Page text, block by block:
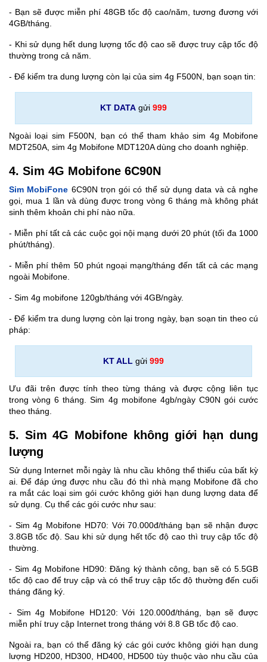
- Bạn sẽ được miễn phí 48GB tốc độ cao/năm, tương đương với
4GB/tháng.
- Khi sử dụng hết dung lượng tốc độ cao sẽ được truy cập tốc độ
thường trong cả năm.
- Để kiểm tra dung lượng còn lại của sim 4g F500N, bạn soạn tin:
KT DATA gửi 999
Ngoài loại sim F500N, bạn có thể tham khảo sim 4g Mobifone
MDT250A, sim 4g Mobifone MDT120A dùng cho doanh nghiệp.
4. Sim 4G Mobifone 6C90N
Sim MobiFone 6C90N trọn gói có thể sử dụng data và cả nghe
gọi, mua 1 lần và dùng được trong vòng 6 tháng mà không phát
sinh thêm khoản chi phí nào nữa.
- Miễn phí tất cả các cuộc gọi nội mạng dưới 20 phút (tối đa 1000
phút/tháng).
- Miễn phí thêm 50 phút ngoại mạng/tháng đến tất cả các mạng
ngoài Mobifone.
- Sim 4g mobifone 120gb/tháng với 4GB/ngày.
- Để kiểm tra dung lượng còn lại trong ngày, bạn soạn tin theo cú
pháp:
KT ALL gửi 999
Ưu đãi trên được tính theo từng tháng và được cộng liên tục
trong vòng 6 tháng. Sim 4g mobifone 4gb/ngày C90N gói cước
theo tháng.
5. Sim 4G Mobifone không giới hạn dung
lượng
Sử dụng Internet mỗi ngày là nhu cầu không thể thiếu của bất kỳ
ai. Để đáp ứng được nhu cầu đó thì nhà mạng Mobifone đã cho
ra mắt các loại sim gói cước không giới hạn dung lượng data để
sử dụng. Cụ thể các gói cước như sau:
- Sim 4g Mobifone HD70: Với 70.000đ/tháng bạn sẽ nhận được
3.8GB tốc độ. Sau khi sử dụng hết tốc độ cao thì truy cập tốc độ
thường.
- Sim 4g Mobifone HD90: Đăng ký thành công, bạn sẽ có 5.5GB
tốc độ cao để truy cập và có thể truy cập tốc độ thường đến cuối
tháng đăng ký.
- Sim 4g Mobifone HD120: Với 120.000đ/tháng, bạn sẽ được
miễn phí truy cập Internet trong tháng với 8.8 GB tốc độ cao.
Ngoài ra, bạn có thể đăng ký các gói cước không giới hạn dung
lượng HD200, HD300, HD400, HD500 tùy thuộc vào nhu cầu của